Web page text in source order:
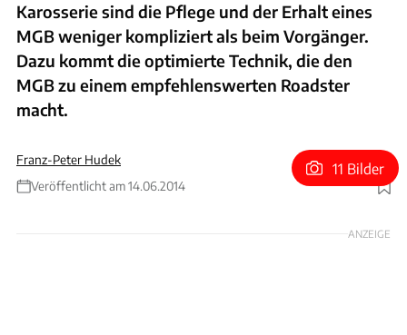
Karosserie sind die Pflege und der Erhalt eines
MGB weniger kompliziert als beim Vorgänger.
Dazu kommt die optimierte Technik, die den
MGB zu einem empfehlenswerten Roadster
macht.
Franz-Peter Hudek
Veröffentlicht am 14.06.2014
Foto: Achim Hartmann
11 Bilder
ANZEIGE